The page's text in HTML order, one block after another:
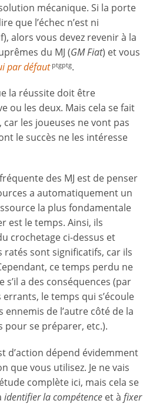
mécanique. Si la porte
que l’échec n’est ni
alors vous devez revenir à la
du MJ (GM Fiat) et vous
par défautptgptg.
la réussite doit être
ou les deux. Mais cela se fait
les joueuses ne vont pas
le succès ne les intéresse
des MJ est de penser
a automatiquement un
la plus fondamentale
est le temps. Ainsi, ils
crochetage ci-dessus et
sont significatifs, car ils
ce temps perdu ne
a des conséquences (par
le temps qui s’écoule
de l’autre côté de la
se préparer, etc.).
d’action dépend évidemment
que vous utilisez. Je ne vais
complète ici, mais cela se
identifier la compétence et à fixer